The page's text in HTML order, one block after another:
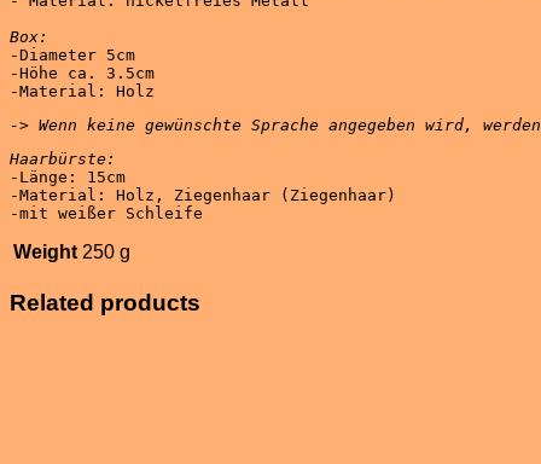
Box:
-Diameter 5cm
-Höhe ca. 3.5cm
-> Wenn keine gewünschte Sprache angegeben wird,
Haarbürste:
-Länge: 15cm
-Material: Holz, Ziegenhaar (Ziegenhaar)
-mit weißer Schleife
Weight 250 g
Related products